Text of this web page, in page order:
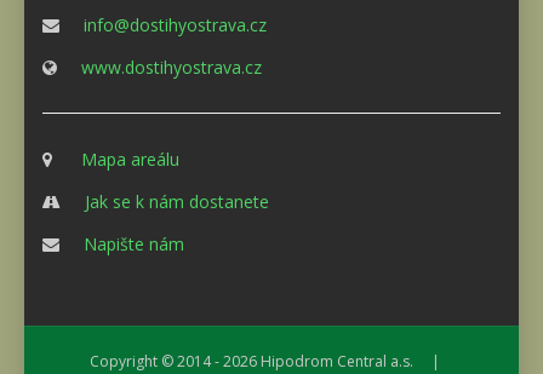
info@dostihyostrava.cz
www.dostihyostrava.cz
Mapa areálu
Jak se k nám dostanete
Napište nám
Copyright © 2014 - 2026 Hipodrom Central a.s. |